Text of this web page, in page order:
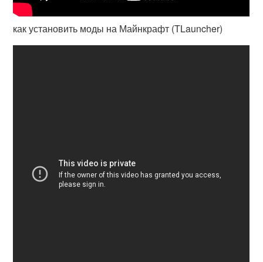
как установить моды на Майнкрафт (TLauncher)